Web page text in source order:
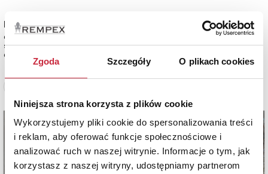
Zgoda Szczegóły O plikach cookies
Niniejsza strona korzysta z plików cookie
Wykorzystujemy pliki cookie do spersonalizowania treści
i reklam, aby oferować funkcje społecznościowe i
analizować ruch w naszej witrynie. Informacje o tym, jak
korzystasz z naszej witryny, udostępniamy partnerom
Kompozycja, 1993
olej, płótno; 92 x 120 cm;
sygn. i dat. l. d.: Z. SPRYCHA 93.
estymacja: 5 000 - 6 000 zł